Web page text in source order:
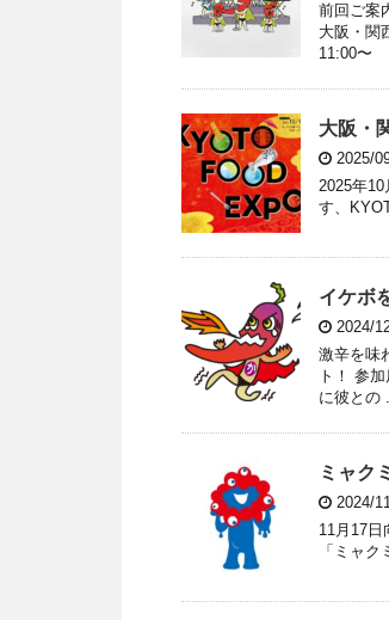
前回ご案
大阪・関
11:00
大阪・
2025/
2025年
す、
イケボ
2024/
激辛を味
ト！ 参
に彼との
ミャク
2024/
11月17
「ミャ